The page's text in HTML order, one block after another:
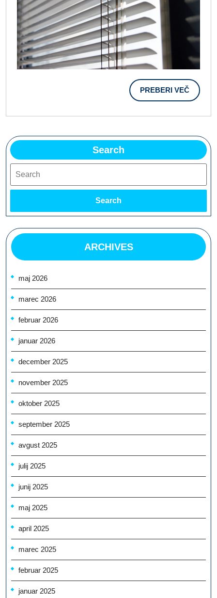
PREBERI VEČ
VEČ
Search
Search
ARCHIVES
maj 2026
marec 2026
februar 2026
januar 2026
december 2025
november 2025
oktober 2025
september 2025
avgust 2025
julij 2025
junij 2025
maj 2025
april 2025
marec 2025
februar 2025
januar 2025